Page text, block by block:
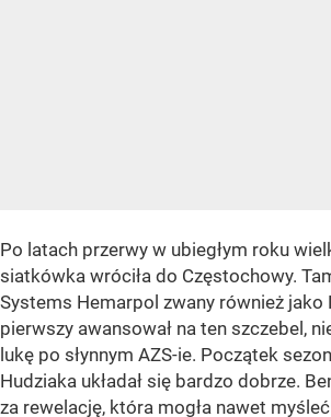
Po latach przerwy w ubiegłym roku
siatkówka wróciła do Częstochowy.
Systems Hemarpol zwany również jako
pierwszy awansował na ten szczebel,
lukę po słynnym AZS-ie. Początek
Hudziaka układał się bardzo dobrze.
za rewelację, która mogła nawet